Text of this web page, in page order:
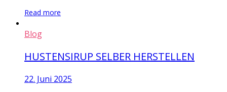
Read more
Blog
HUSTENSIRUP SELBER HERSTELLEN
22. Juni 2025